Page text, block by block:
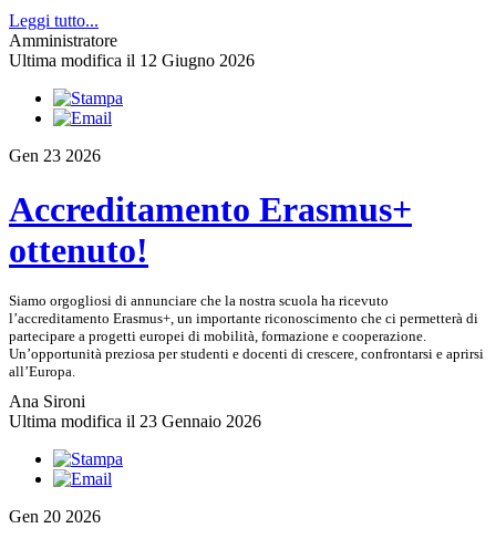
Leggi tutto...
Amministratore
Ultima modifica il 12 Giugno 2026
Gen 23 2026
Accreditamento Erasmus+
ottenuto!
Siamo orgogliosi di annunciare che la nostra scuola ha ricevuto
l’accreditamento Erasmus+, un importante riconoscimento che ci permetterà di
partecipare a progetti europei di mobilità, formazione e cooperazione.
Un’opportunità preziosa per studenti e docenti di crescere, confrontarsi e aprirsi
all’Europa.
Ana Sironi
Ultima modifica il 23 Gennaio 2026
Gen 20 2026